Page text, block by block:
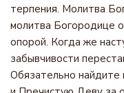
терпения. Молитва
молитва Богородице
опорой. Когда же
забывчивости
Обязательно найдите